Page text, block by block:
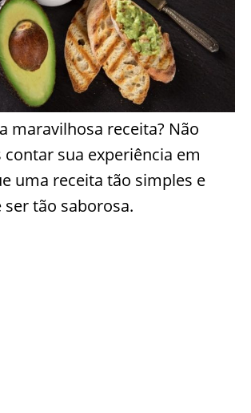
maravilhosa receita? Não
contar sua experiência em
uma receita tão simples e
tão saborosa.